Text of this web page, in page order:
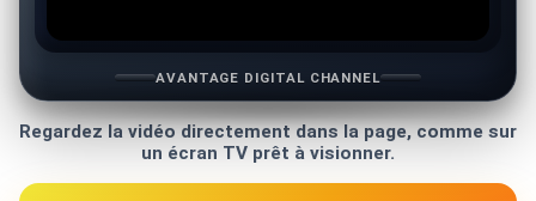
AVANTAGE DIGITAL CHANNEL
Regardez la vidéo directement dans la page, comme sur
un écran TV prêt à visionner.